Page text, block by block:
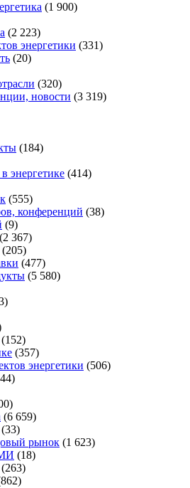
(1 900)
(2 223)
энергетики (331)
(20)
(320)
новости (3 319)
(184)
энергетике (414)
(555)
конференций (38)
(9)
(2 367)
(205)
(477)
(5 580)
(152)
(357)
энергетики (506)
(6 659)
(33)
рынок (1 623)
(18)
(263)